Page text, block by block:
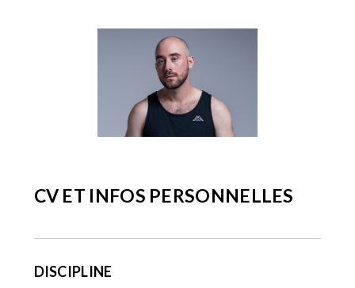
CV ET INFOS PERSONNELLES
DISCIPLINE